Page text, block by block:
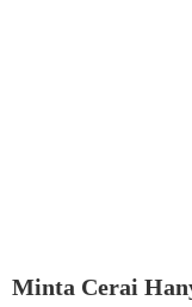
Minta Cerai